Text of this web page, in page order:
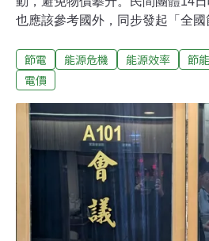
也應該參考國外，同步發起「全
有深度節能政策，可以推動「加倍
版，有機會一年省下100億度電。
價格節節攀升。經濟部3月底拍板
並且緩漲油價。主婦聯盟環境保
（14）日召開記者會表示，長期
府支出，呼籲政府應立即啟動可
難關。主婦聯盟基金會執行長吳
「短期止痛」，在凍漲油電的同
面對即將來臨的夏季用電尖峰，
節電 能源危機 能源效率 節能
電價